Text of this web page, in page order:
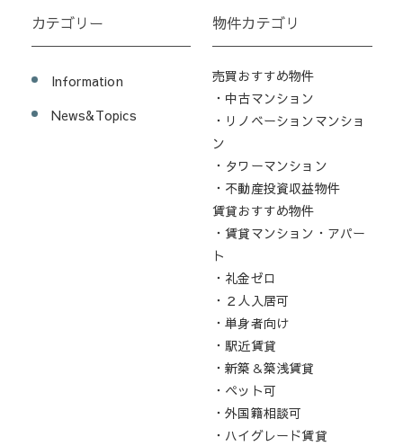
カテゴリー
Information
News&Topics
物件カテゴリ
売買おすすめ物件
・中古マンション
・リノベーションマンショ
ン
・タワーマンション
・不動産投資収益物件
賃貸おすすめ物件
・賃貸マンション・アパー
ト
・礼金ゼロ
・２人入居可
・単身者向け
・駅近賃貸
・新築＆築浅賃貸
・ペット可
・外国籍相談可
・ハイグレード賃貸